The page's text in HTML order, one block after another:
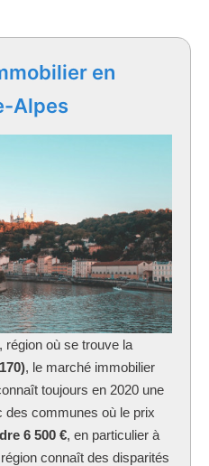
en
Alpes
région où se trouve la
, le marché immobilier
toujours en 2020 une
des communes où le prix
6 500 €, en particulier à
connaît des disparités